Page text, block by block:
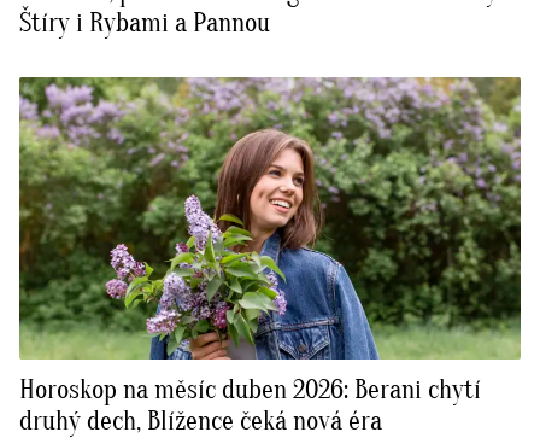
Štíry i Rybami a Pannou
Horoskop na měsíc duben 2026: Berani chytí
druhý dech, Blížence čeká nová éra